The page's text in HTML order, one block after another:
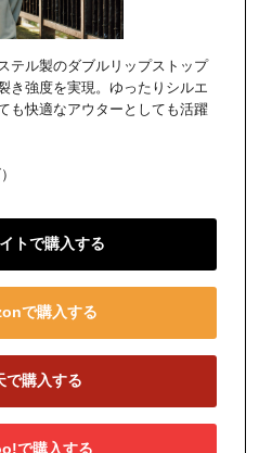
テル製のダブルリップストップ
き強度を実現。ゆったりシルエ
も快適なアウターとしても活躍
トで購入する
で購入する
で購入する
で購入する